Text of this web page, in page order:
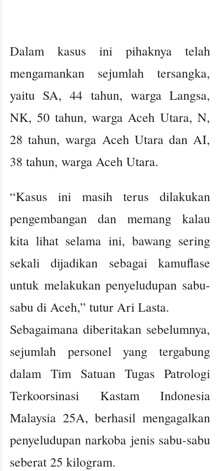
Dalam kasus ini pihaknya telah
mengamankan sejumlah tersangka,
yaitu SA, 44 tahun, warga Langsa,
NK, 50 tahun, warga Aceh Utara, N,
28 tahun, warga Aceh Utara dan AI,
38 tahun, warga Aceh Utara.
“Kasus ini masih terus dilakukan
pengembangan dan memang kalau
kita lihat selama ini, bawang sering
sekali dijadikan sebagai kamuflase
untuk melakukan penyeludupan sabu-
sabu di Aceh,” tutur Ari Lasta.
Sebagaimana diberitakan sebelumnya,
sejumlah personel yang tergabung
dalam Tim Satuan Tugas Patrologi
Terkoorsinasi Kastam Indonesia
Malaysia 25A, berhasil mengagalkan
penyeludupan narkoba jenis sabu-sabu
seberat 25 kilogram.